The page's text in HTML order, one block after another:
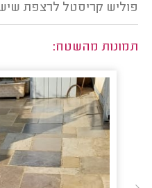
פוליש קריסטל לרצפת
תמונות מהשטח: